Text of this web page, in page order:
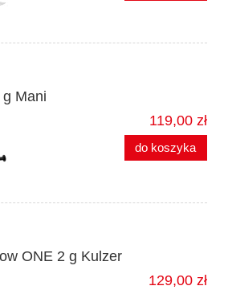
Mani
119,00 zł
do koszyka
ONE 2 g Kulzer
129,00 zł